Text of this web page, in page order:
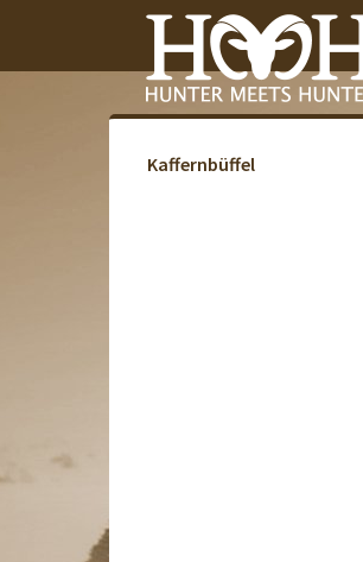
Kaffernbüffel